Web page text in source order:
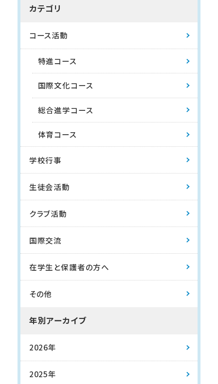
カテゴリ
コース活動
特進コース
国際文化コース
総合進学コース
体育コース
学校行事
生徒会活動
クラブ活動
国際交流
在学生と保護者の方へ
その他
年別アーカイブ
2026年
2025年